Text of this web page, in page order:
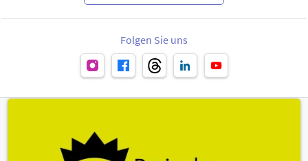
Folgen Sie uns